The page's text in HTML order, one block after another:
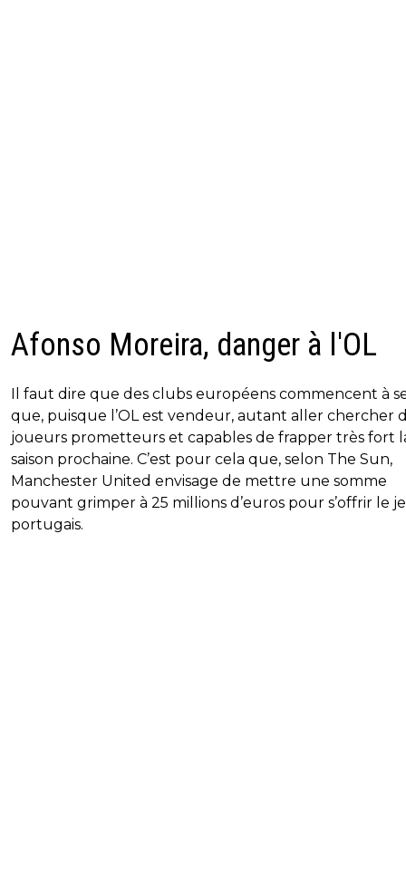
Afonso Moreira, danger à l'OL
Il faut dire que des clubs européens commencent à
que, puisque l’OL est vendeur, autant aller chercher
joueurs prometteurs et capables de frapper très fort
saison prochaine. C’est pour cela que, selon The Sun,
Manchester United envisage de mettre une somme
pouvant grimper à 25 millions d’euros pour s’offrir le
portugais.